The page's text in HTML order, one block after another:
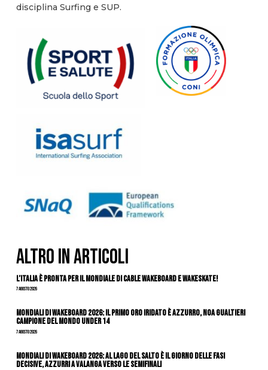
disciplina Surfing e SUP.
ALTRO IN ARTICOLI
L’Italia è pronta per il Mondiale di Cable Wakeboard e Wakeskate!
7 Agosto 2026
Mondiali di Wakeboard 2026: il primo oro iridato è azzurro, Noa Gualtieri
campione del mondo Under 14
7 Agosto 2026
Mondiali di Wakeboard 2026: al Lago del Salto è il giorno delle fasi
decisive, azzurri a valanga verso le semifinali